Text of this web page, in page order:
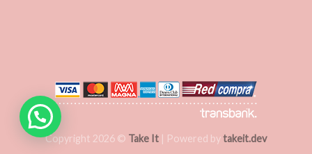
Copyright 2026 © Take It | Powered bytakeit.dev